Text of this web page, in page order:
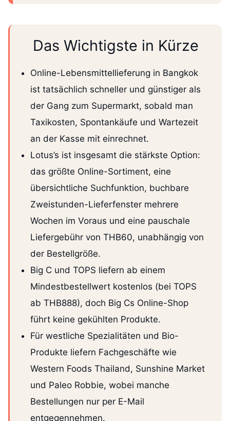
Das Wichtigste in Kürze
Online-Lebensmittellieferung in Bangkok
ist tatsächlich schneller und günstiger als
der Gang zum Supermarkt, sobald man
Taxikosten, Spontankäufe und Wartezeit
an der Kasse mit einrechnet.
Lotus’s ist insgesamt die stärkste Option:
das größte Online-Sortiment, eine
übersichtliche Suchfunktion, buchbare
Zweistunden-Lieferfenster mehrere
Wochen im Voraus und eine pauschale
Liefergebühr von THB60, unabhängig von
der Bestellgröße.
Big C und TOPS liefern ab einem
Mindestbestellwert kostenlos (bei TOPS
ab THB888), doch Big Cs Online-Shop
führt keine gekühlten Produkte.
Für westliche Spezialitäten und Bio-
Produkte liefern Fachgeschäfte wie
Western Foods Thailand, Sunshine Market
und Paleo Robbie, wobei manche
Bestellungen nur per E-Mail
entgegennehmen.